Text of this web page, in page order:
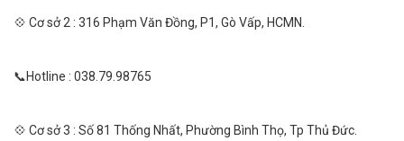
💠 Cơ sở 2 : 316 Phạm Văn Đồng, P1, Gò Vấp, HCMN.
📞Hotline : 038.79.98765
💠 Cơ sở 3 : Số 81 Thống Nhất, Phường Bình Thọ, Tp Thủ Đức.